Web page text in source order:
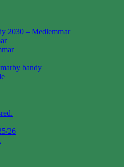
2030 – Medlemmar
bandy
26